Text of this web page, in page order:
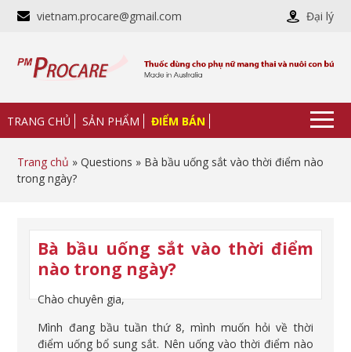
vietnam.procare@gmail.com Đại lý
TRANG CHỦ SẢN PHẨM ĐIỂM BÁN
Trang chủ » Questions » Bà bầu uống sắt vào thời điểm nào
trong ngày?
Bà bầu uống sắt vào thời điểm
nào trong ngày?
Chào chuyên gia,
Mình đang bầu tuần thứ 8, mình muốn hỏi về thời
điểm uống bổ sung sắt. Nên uống vào thời điểm nào